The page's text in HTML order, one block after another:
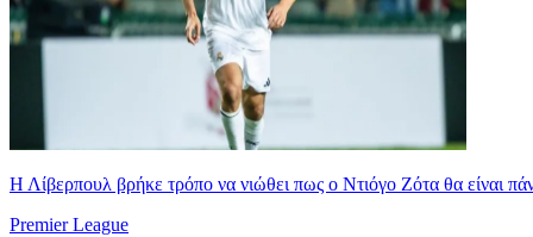
Η Λίβερπουλ βρήκε τρόπο να νιώθει πως ο Ντιόγο Ζότα θα είναι
Premier League